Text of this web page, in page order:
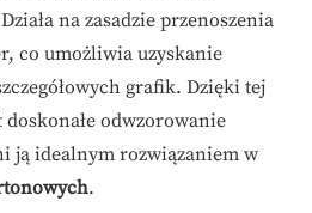
na zasadzie przenoszenia
co umożliwia uzyskanie
grafik. Dzięki tej
odwzorowanie
ją idealnym rozwiązaniem w
.